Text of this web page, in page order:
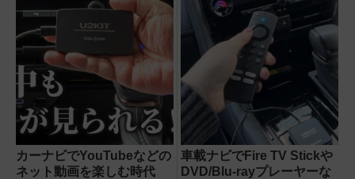
カーナビでYouTubeなどの
ネット動画を楽しむ時代
車載ナビでFire TV Stickや
DVD/Blu-rayプレーヤーな